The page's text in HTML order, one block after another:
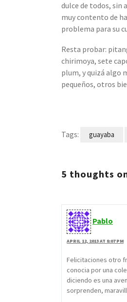
dulce de todos, sin
muy contento de
problema para su
Resta probar:
chirimoya, sete
plum, y quizá algo
pequeños, otros
Tags: guayaba
5 thoughts
Pablo
APRIL 12, 2013 AT 8:07 PM
Felicitaciones otro
conocia por una
diciendo es una
sorprenden,